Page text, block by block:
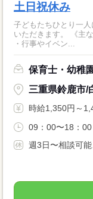
土日祝休み
子どもたちひとり一
いただきます。 《主な業務》 ・受け入れ・お迎え ・子どものお世話
・行事やイベン...
保育士・幼稚
三重県鈴鹿市/
時給1,350円～
09：00〜18：
週3日〜相談可